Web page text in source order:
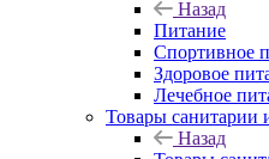
Назад
Питание
Спортивное
Здоровое
Лечебное
Товары санитарии
Назад